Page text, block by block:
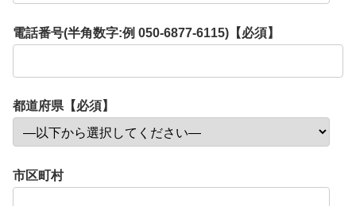
電話番号(半角数字:例 050-6877-6115)【必須】
都道府県【必須】
市区町村